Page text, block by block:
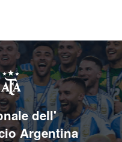
dell'
Argentina